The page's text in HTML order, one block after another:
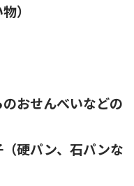
）
おせんべいなどの
硬パン、石パンな